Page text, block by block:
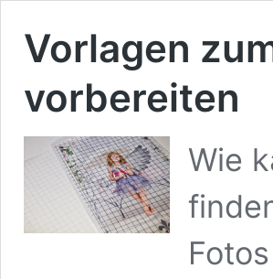
Vorlagen
vorbereiten
Wie